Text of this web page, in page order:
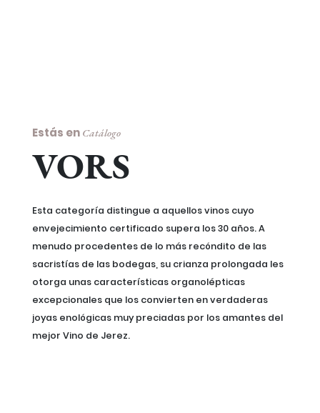
Estás en Catálogo
VORS
Esta categoría distingue a aquellos vinos cuyo
envejecimiento certificado supera los 30 años. A
menudo procedentes de lo más recóndito de las
sacristías de las bodegas, su crianza prolongada les
otorga unas características organolépticas
excepcionales que los convierten en verdaderas
joyas enológicas muy preciadas por los amantes del
mejor Vino de Jerez.